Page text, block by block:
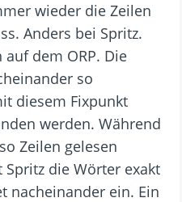
wieder die Zeilen
Anders bei Spritz.
dem ORP. Die
so
diesem Fixpunkt
werden. Während
Zeilen gelesen
die Wörter exakt
nacheinander ein. Ein